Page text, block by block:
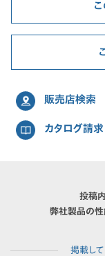
販売店検索
カタログ請求
投稿
弊社製品の性